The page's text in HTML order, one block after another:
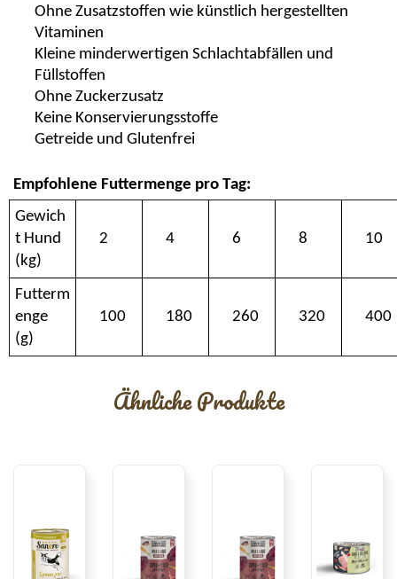
Ohne Zusatzstoffen wie künstlich hergestellten
Vitaminen
Kleine minderwertigen Schlachtabfällen und
Füllstoffen
Ohne Zuckerzusatz
Keine Konservierungsstoffe
Getreide und Glutenfrei
Empfohlene Futtermenge pro Tag:
Gewich
t Hund
(kg)
2 4 6 8 10
Futterm
enge
(g)
100 180 260 320 400
Ähnliche Produkte